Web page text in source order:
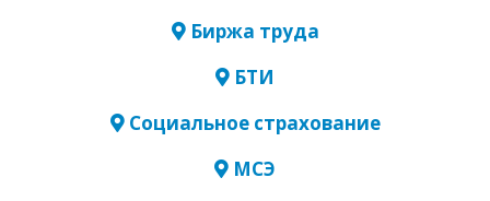
Биржа труда
БТИ
Социальное страхование
МСЭ